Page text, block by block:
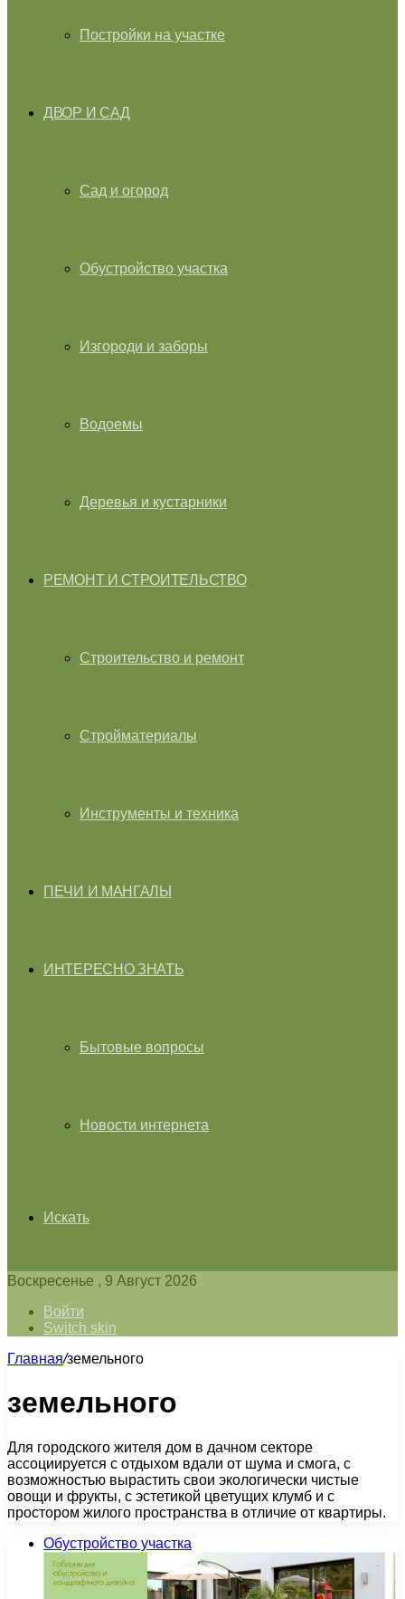
Постройки на участке
ДВОР И САД
Сад и огород
Обустройство участка
Изгороди и заборы
Водоемы
Деревья и кустарники
РЕМОНТ И СТРОИТЕЛЬСТВО
Строительство и ремонт
Стройматериалы
Инструменты и техника
ПЕЧИ И МАНГАЛЫ
ИНТЕРЕСНО ЗНАТЬ
Бытовые вопросы
Новости интернета
Искать
Воскресенье , 9 Август 2026
Войти
Switch skin
Главная/земельного
земельного
Для городского жителя дом в дачном секторе
ассоциируется с отдыхом вдали от шума и смога, с
возможностью вырастить свои экологически чистые
овощи и фрукты, с эстетикой цветущих клумб и с
простором жилого пространства в отличие от квартиры.
Обустройство участка